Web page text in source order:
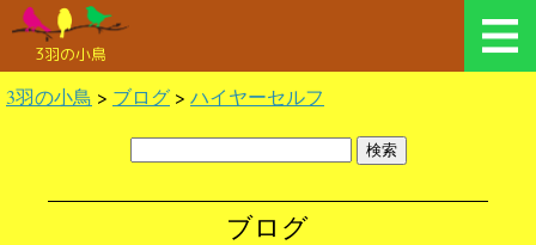
3羽の小鳥
3羽の小鳥 > ブログ > ハイヤーセルフ
ブログ